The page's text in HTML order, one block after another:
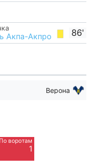
86'
Акпа-Акпро
Верона
По воротам
1